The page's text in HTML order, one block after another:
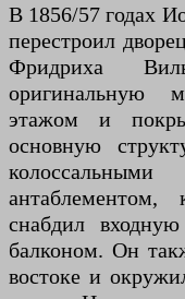
В 1856/57 годах
перестроил
Фридриха
оригинальную
этажом и
основную
антаблементом,
снабдил
балконом. Он
востоке и